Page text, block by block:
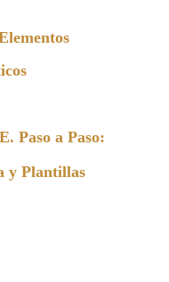
Paso a Paso:
y Plantillas